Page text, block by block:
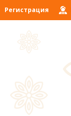
Регистрация